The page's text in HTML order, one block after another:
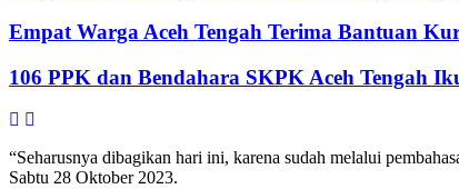
Empat Warga Aceh Tengah Terima Bantuan
106 PPK dan Bendahara SKPK Aceh Tengah
“Seharusnya dibagikan hari ini, karena sudah melalui
Sabtu 28 Oktober 2023.